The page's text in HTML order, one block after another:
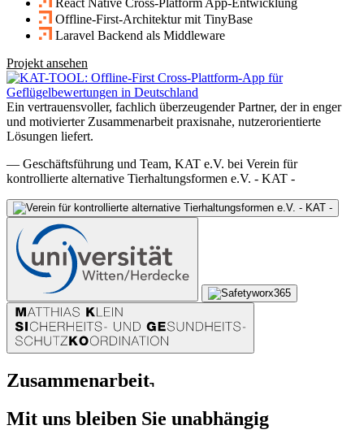
Offline-First-Architektur mit TinyBase
Laravel Backend als Middleware
Projekt ansehen
Ein vertrauensvoller, fachlich überzeugender Partner, der in enger
und motivierter Zusammenarbeit praxisnahe, nutzerorientierte
Lösungen liefert.
— Geschäftsführung und Team, KAT e.V. bei Verein für
kontrollierte alternative Tierhaltungsformen e.V. - KAT -
Zusammenarbeit
Mit uns bleiben Sie unabhängig